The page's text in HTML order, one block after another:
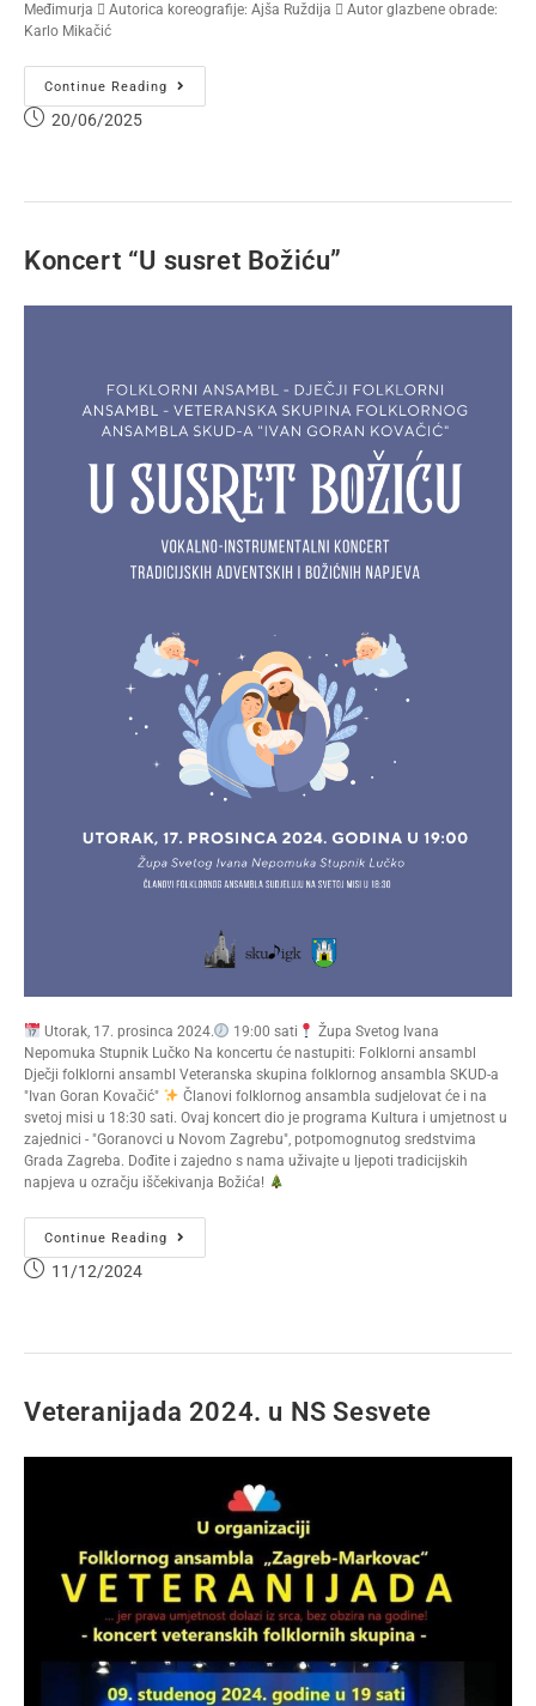
Međimurja  Autorica koreografije: Ajša Ruždija  Autor glazbene obrade:
Karlo Mikačić
Continue Reading
20/06/2025
Koncert “U susret Božiću”
Utorak, 17. prosinca 2024. 19:00 sati
Župa Svetog Ivana
Nepomuka Stupnik Lučko Na koncertu će nastupiti: Folklorni ansambl
Dječji folklorni ansambl Veteranska skupina folklornog ansambla SKUD-a
"Ivan Goran Kovačić"
Članovi folklornog ansambla sudjelovat će i na
svetoj misi u 18:30 sati. Ovaj koncert dio je programa Kultura i umjetnost u
zajednici - "Goranovci u Novom Zagrebu", potpomognutog sredstvima
Grada Zagreba. Dođite i zajedno s nama uživajte u ljepoti tradicijskih
napjeva u ozračju iščekivanja Božića!
Continue Reading
11/12/2024
Veteranijada 2024. u NS Sesvete